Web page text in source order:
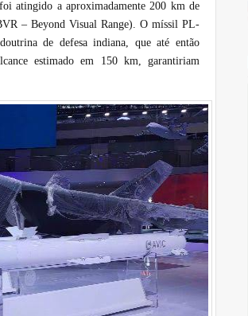
atingido a aproximadamente 200 km de
– Beyond Visual Range). O míssil PL-
de defesa indiana, que até então
estimado em 150 km, garantiriam